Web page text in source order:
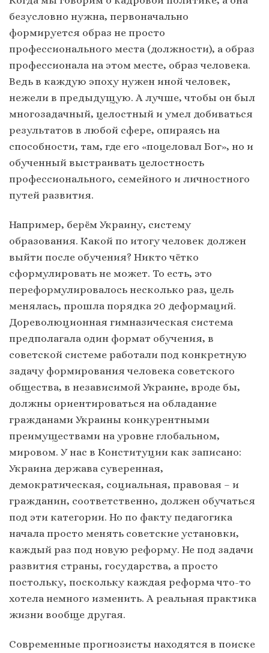
безусловно нужна, первоначально
формируется образ не просто
профессионального места (должности), а образ
профессионала на этом месте, образ человека.
Ведь в каждую эпоху нужен иной человек,
нежели в предыдущую. А лучше, чтобы он был
многозадачный, целостный и умел добиваться
результатов в любой сфере, опираясь на
способности, там, где его «поцеловал Бог», но и
обученный выстраивать целостность
профессионального, семейного и личностного
путей развития.
Например, берём Украину, систему
образования. Какой по итогу человек должен
выйти после обучения? Никто чётко
сформулировать не может. То есть, это
переформулировалось несколько раз, цель
менялась, прошла порядка 20 деформаций.
Дореволюционная гимназическая система
предполагала один формат обучения, в
советской системе работали под конкретную
задачу формирования человека советского
общества, в независимой Украине, вроде бы,
должны ориентироваться на обладание
гражданами Украины конкурентными
преимуществами на уровне глобальном,
мировом. У нас в Конституции как записано:
Украина держава суверенная,
демократическая, социальная, правовая – и
гражданин, соответственно, должен обучаться
под эти категории. Но по факту педагогика
начала просто менять советские установки,
каждый раз под новую реформу. Не под задачи
развития страны, государства, а просто
постольку, поскольку каждая реформа что-то
хотела немного изменить. А реальная практика
жизни вообще другая.
Современные прогнозисты находятся в поиске